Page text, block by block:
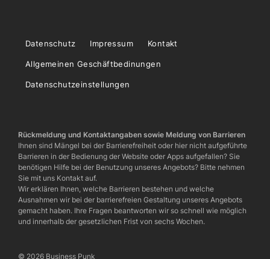
Datenschutz Impressum Kontakt
Allgemeinen Geschäftbedinungen
Datenschutzeinstellungen
Rückmeldung und Kontaktangaben sowie Meldung von Barrieren
Ihnen sind Mängel bei der Barrierefreiheit oder hier nicht aufgeführte
Barrieren in der Bedienung der Website oder Apps aufgefallen? Sie
benötigen Hilfe bei der Benutzung unseres Angebots? Bitte nehmen
Sie mit uns Kontakt auf.
Wir erklären Ihnen, welche Barrieren bestehen und welche
Ausnahmen wir bei der barrierefreien Gestaltung unseres Angebots
gemacht haben. Ihre Fragen beantworten wir so schnell wie möglich
und innerhalb der gesetzlichen Frist von sechs Wochen.
© 2026 Business Punk